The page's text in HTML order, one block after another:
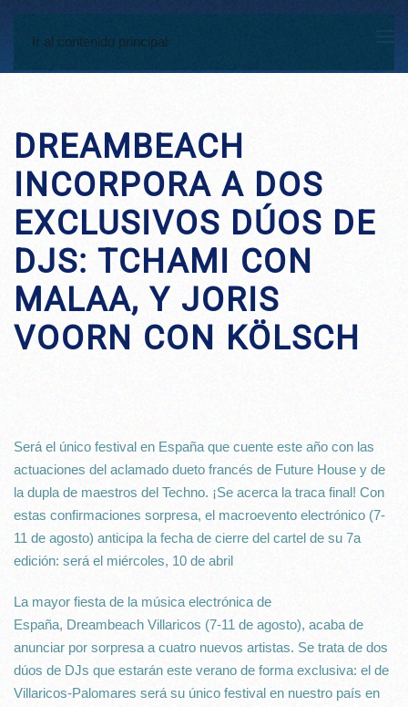
Ir al contenido principal
DREAMBEACH
INCORPORA A DOS
EXCLUSIVOS DÚOS DE
DJS: TCHAMI CON
MALAA, Y JORIS
VOORN CON KÖLSCH
Será el único festival en España que cuente este año con las
actuaciones del aclamado dueto francés de Future House y de
la dupla de maestros del Techno. ¡Se acerca la traca final! Con
estas confirmaciones sorpresa, el macroevento electrónico (7-
11 de agosto) anticipa la fecha de cierre del cartel de su 7a
edición: será el miércoles, 10 de abril
La mayor fiesta de la música electrónica de
España, Dreambeach Villaricos (7-11 de agosto), acaba de
anunciar por sorpresa a cuatro nuevos artistas. Se trata de dos
dúos de DJs que estarán este verano de forma exclusiva: el de
Villaricos-Palomares será su único festival en nuestro país en